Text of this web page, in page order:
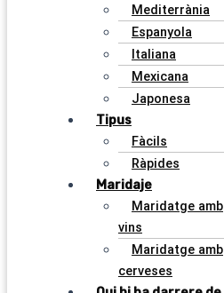
Mediterrània
Espanyola
Italiana
Mexicana
Japonesa
Tipus
Fàcils
Ràpides
Maridaje
Maridatge amb
vins
Maridatge amb
cerveses